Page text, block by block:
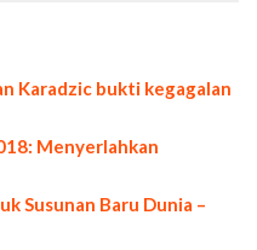
Karadzic bukti kegagalan
Menyerlahkan
Susunan Baru Dunia –